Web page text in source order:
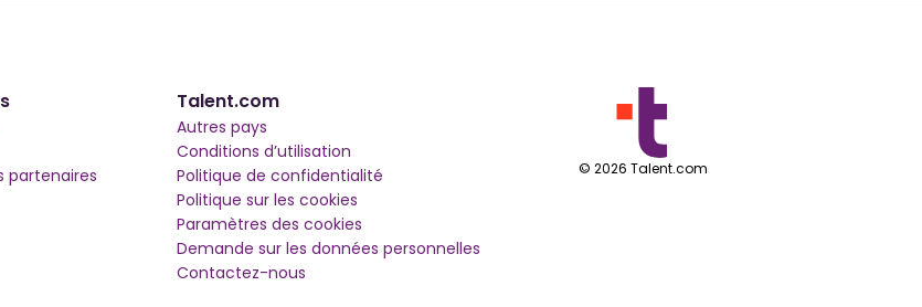
partenaires
Talent.com
Autres pays
Conditions d’utilisation
Politique de confidentialité
Politique sur les cookies
Paramètres des cookies
Demande sur les données personnelles
Contactez-nous
© 2026 Talent.com